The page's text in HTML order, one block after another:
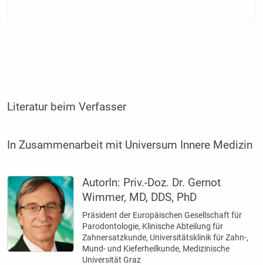
Literatur beim Verfasser
In Zusammenarbeit mit Universum Innere Medizin
AutorIn: Priv.-Doz. Dr. Gernot
Wimmer, MD, DDS, PhD
Präsident der Europäischen Gesellschaft für
Parodontologie, Klinische Abteilung für
Zahnersatzkunde, Universitätsklinik für Zahn-,
Mund- und Kieferheilkunde, Medizinische
Universität Graz